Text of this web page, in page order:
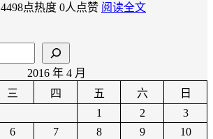
4498点热度 0人点赞 阅读全文
2016 年 4 月
三 四 五 六
日
1
2
3
6 7 8 9
10